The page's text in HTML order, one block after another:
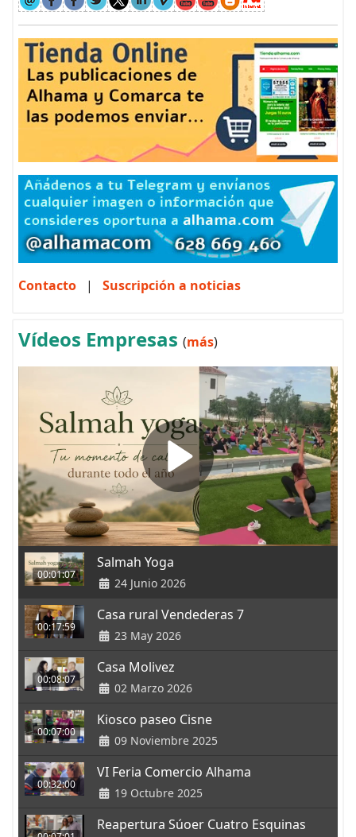
Contacto | Suscripción a noticias
Vídeos Empresas (más)
00:01:07
Salmah Yoga
24 Junio 2026
00:17:59
Casa rural Vendederas 7
23 May 2026
00:08:07
Casa Molivez
02 Marzo 2026
00:07:00
Kiosco paseo Cisne
09 Noviembre 2025
00:32:00
VI Feria Comercio Alhama
19 Octubre 2025
Reapertura Súoer Cuatro Esquinas